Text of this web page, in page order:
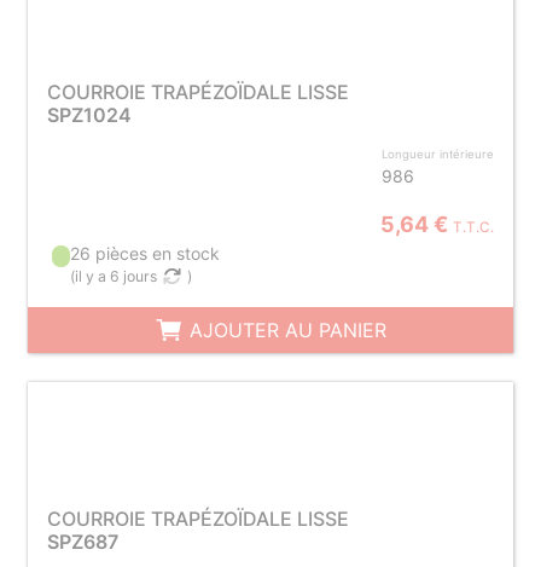
COURROIE TRAPÉZOÏDALE LISSE
SPZ1024
Longueur intérieure
986
5,64 € T.T.C.
26 pièces en stock
(il y a 6 jours )
AJOUTER AU PANIER
COURROIE TRAPÉZOÏDALE LISSE
SPZ687